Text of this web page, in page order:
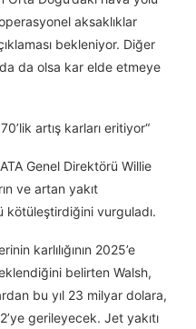
aksaklıklar
bekleniyor. Diğer
da olsa kar elde etmeye
artış karları eritiyor“
Genel Direktörü Willie
ve artan yakıt
kötüleştirdiğini vurguladı.
karlılığının 2025’e
belirten Walsh,
bu yıl 23 milyar dolara,
gerileyecek. Jet yakıtı